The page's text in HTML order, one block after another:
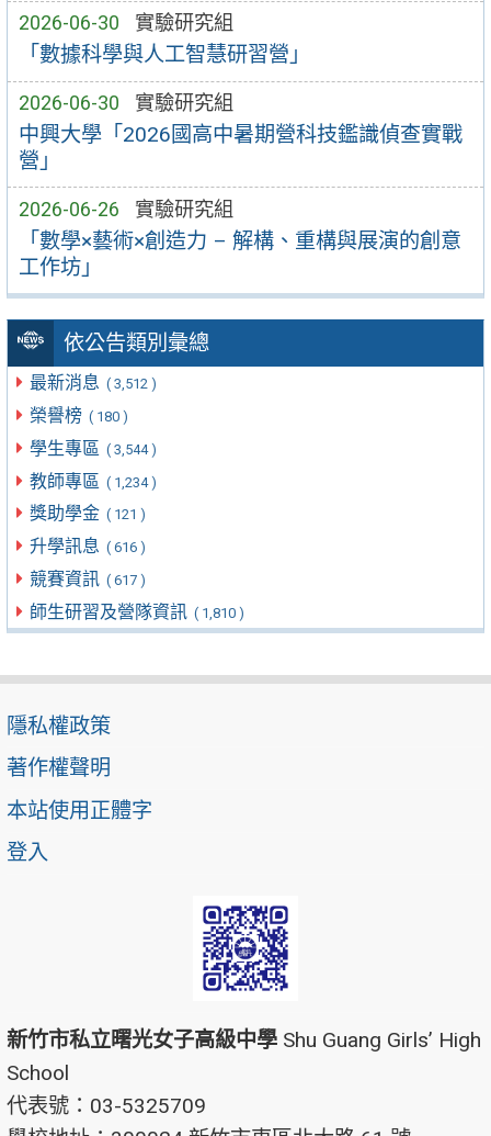
2026-06-30 實驗研究組
「數據科學與人工智慧研習營」
2026-06-30 實驗研究組
中興大學「2026國高中暑期營科技鑑識偵查實戰
營」
2026-06-26 實驗研究組
「數學×藝術×創造力 – 解構、重構與展演的創意
工作坊」
依公告類別彙總
最新消息 ( 3,512 )
榮譽榜 ( 180 )
學生專區 ( 3,544 )
教師專區 ( 1,234 )
獎助學金 ( 121 )
升學訊息 ( 616 )
競賽資訊 ( 617 )
師生研習及營隊資訊 ( 1,810 )
隱私權政策
著作權聲明
本站使用正體字
登入
新竹市私立曙光女子高級中學 Shu Guang Girls’ High
School
代表號：03-5325709